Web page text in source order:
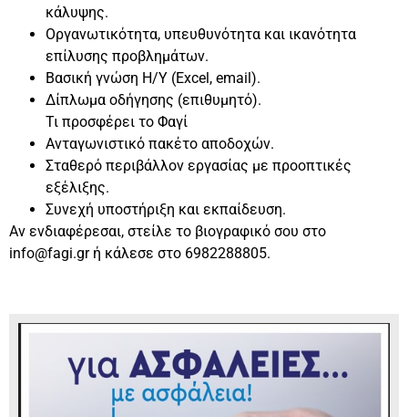
κάλυψης.
Οργανωτικότητα, υπευθυνότητα και ικανότητα
επίλυσης προβλημάτων.
Βασική γνώση Η/Υ (Excel, email).
Δίπλωμα οδήγησης (επιθυμητό).
Τι προσφέρει το Φαγί
Ανταγωνιστικό πακέτο αποδοχών.
Σταθερό περιβάλλον εργασίας με προοπτικές
εξέλιξης.
Συνεχή υποστήριξη και εκπαίδευση.
Αν ενδιαφέρεσαι, στείλε το βιογραφικό σου στο
info@fagi.gr ή κάλεσε στο 6982288805.